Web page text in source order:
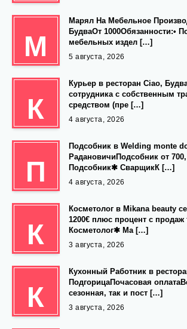
М
Марял На Мебельное
БудваОт 1000Обязанности:•
мебельных издел […]
5 августа, 2026
К
Курьер в ресторан Ciao,
сотрудника с собственным
средством (пре […]
4 августа, 2026
П
Подсобник в Welding monte
РадановичиПодсобник от
Подсобник✱ СварщикК […]
4 августа, 2026
К
Косметолог в Mikana beauty
1200€ плюс процент с
Косметолог✱ Ма […]
3 августа, 2026
К
Кухонный Работник в
ПодгорицаПочасовая
сезонная, так и пост […]
3 августа, 2026